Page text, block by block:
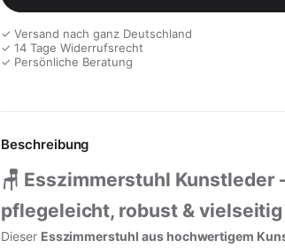
✓ Versand nach ganz Deutschland
✓ 14 Tage Widerrufsrecht
✓ Persönliche Beratung
Beschreibung
🪑 Esszimmerstuhl Kunstleder
pflegeleicht, robust &
Dieser Esszimmerstuhl aus hochwertigem